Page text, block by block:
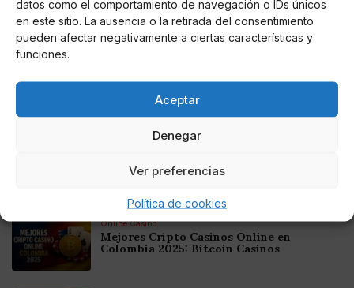
datos como el comportamiento de navegación o IDs únicos
en este sitio. La ausencia o la retirada del consentimiento
pueden afectar negativamente a ciertas características y
funciones.
Aceptar
Denegar
Ver preferencias
Política de cookies
mismo.
Miguel P. Montes
Noticias relacionadas
Online Casino
Mejores Cripto Casinos Online en
Colombia 2025: Bitcoin Casinos